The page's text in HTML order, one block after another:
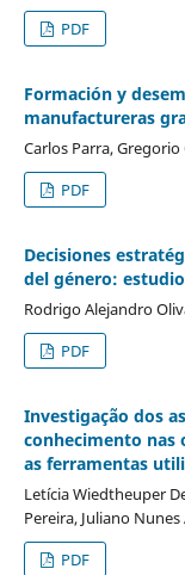
PDF
Formación y
manufactureras
Carlos Parra, Gregorio
PDF
Decisiones
del género:
Rodrigo Alejandro
PDF
Investigação dos
conhecimento nas
as ferramentas
Letícia Wiedtheuper
Pereira, Juliano Nunes
PDF